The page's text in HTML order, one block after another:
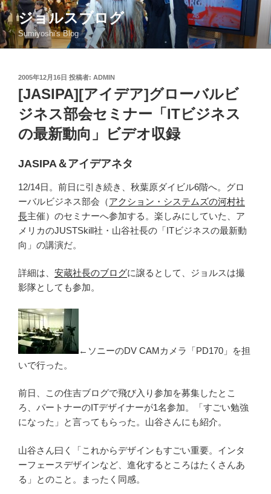
コ
ン
テ
ン
ジョルスブログ
Sumiyoshi's Blog
投
稿
日:
2005年12月16日 投稿者: ADMIN
[JASIPA][アイデア]グローバルビ
ジネス部会セミナー「ITビジネス
の最新動向」ビデオ収録
JASIPA＆アイデアネタ
12/14日。前日に引き続き、秋葉原ダイビル6階へ。グロ
ーバルビジネス部会（アクション・システムズの河村社
長主催）のセミナーへ参加する。楽しみにしていた、ア
メリカのJUSTSkill社・山谷社長の「ITビジネスの最新動
向」の講演だ。
詳細は、 安蔵社長のブログに譲るとして、ジョルスは撮
影隊としても参加。
←ソニーのDV CAMカメラ「PD170」を担
いで行った。
前日、この住吉ブログで飛び入り参加を募集したとこ
ろ、パートナーのITデザイナーが1名参加。「すごい勉強
になった」と言ってもらった。山谷さんにも紹介。
山谷さん曰く「これからデザインもすごい重要。インタ
ーフェースデザインなど、進化するところはたくさんあ
る」とのこと。まったく同感。